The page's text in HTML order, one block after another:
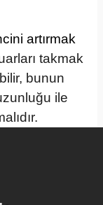
artırmak
takmak
bunun
ile